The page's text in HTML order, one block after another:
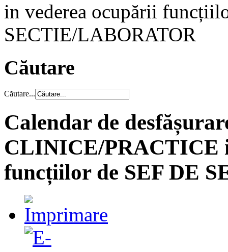
in vederea ocupării
SECTIE/LABORATOR
Căutare
Căutare...
Calendar de
CLINICE/PRACTICE
funcțiilor de SEF DE